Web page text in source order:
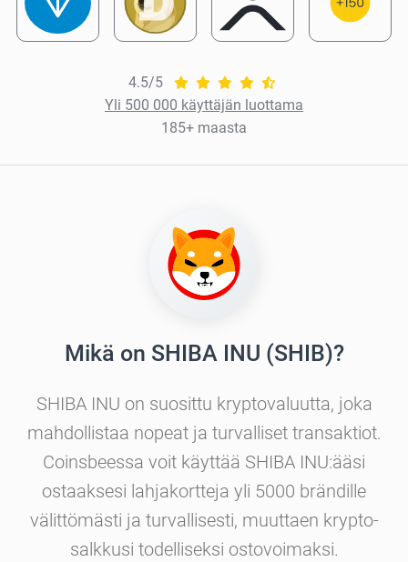
4.5/5
Yli 500 000 käyttäjän luottama
185+ maasta
Mikä on SHIBA INU (SHIB)?
SHIBA INU on suosittu kryptovaluutta, joka
mahdollistaa nopeat ja turvalliset transaktiot.
Coinsbeessa voit käyttää SHIBA INU:ääsi
ostaaksesi lahjakortteja yli 5000 brändille
välittömästi ja turvallisesti, muuttaen krypto-
salkkusi todelliseksi ostovoimaksi.